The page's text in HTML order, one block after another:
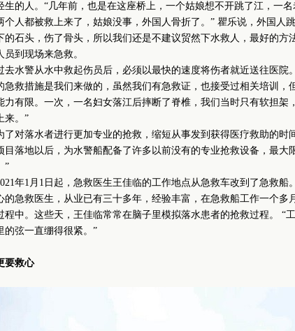
生的人。“几年前，也是在这座桥上，一个姑娘想不开跳了江，一名
个人都被救上来了，姑娘没事，外国人骨折了。” 瞿乐说，外国人
的石头，伤了骨头，所以我们还是不建议贸然下水救人，最好的方
员到现场来急救。
警从水中救起伤员后，必须以最快的速度将伤者就近送往医院
急救措施是我们来做的，虽然我们有急救证，也接受过相关培训，
力有限。一次，一名妇女落江后摔断了脊椎，我们当时只有软担架
来。”
落水者进行更加专业的抢救，缩短从事发到获得医疗救助的时
目落地以后，为水警船配备了许多以前没有的专业抢救设备，最大
”
年1月1日起，急救医生王佳临的工作地点从急救车改到了急救船
的急救医生，从业已有三十多年，经验丰富，在急救船工作一个多
程中。这些天，王佳临常常在脑子里模拟落水患者的抢救过程。 “
的弦一直绷得很紧。”
要救心